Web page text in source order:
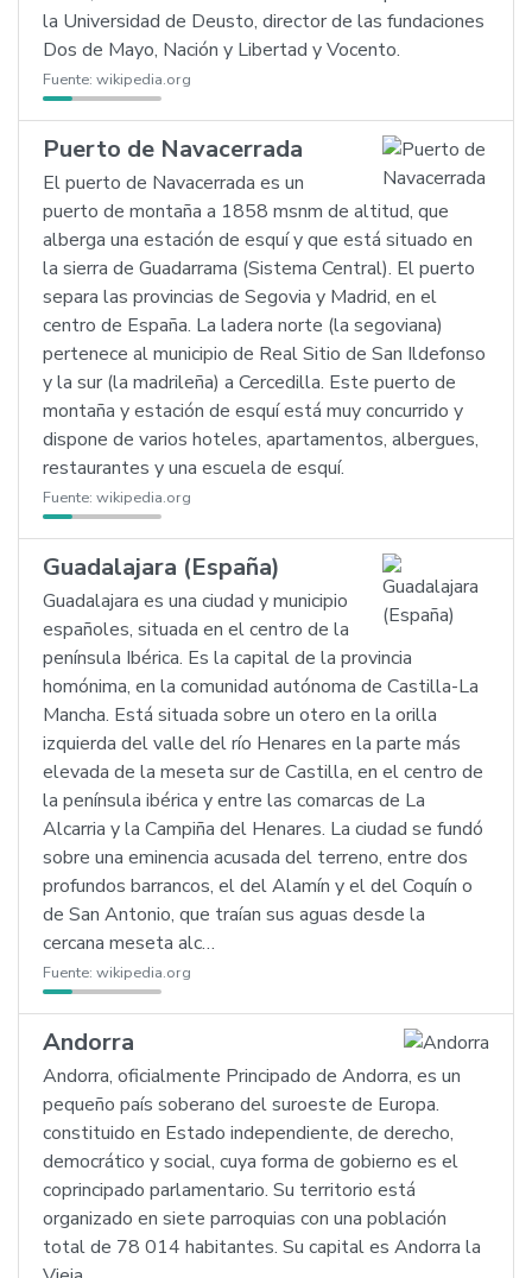
la Universidad de Deusto, director de las fundaciones
Dos de Mayo, Nación y Libertad y Vocento.
Fuente: wikipedia.org
Puerto de Navacerrada
El puerto de Navacerrada es un
puerto de montaña a 1858 msnm de altitud, que
alberga una estación de esquí y que está situado en
la sierra de Guadarrama (Sistema Central). El puerto
separa las provincias de Segovia y Madrid, en el
centro de España. La ladera norte (la segoviana)
pertenece al municipio de Real Sitio de San Ildefonso
y la sur (la madrileña) a Cercedilla. Este puerto de
montaña y estación de esquí está muy concurrido y
dispone de varios hoteles, apartamentos, albergues,
restaurantes y una escuela de esquí.
Fuente: wikipedia.org
Guadalajara (España)
Guadalajara es una ciudad y municipio
españoles, situada en el centro de la
península Ibérica. Es la capital de la provincia
homónima, en la comunidad autónoma de Castilla-La
Mancha. Está situada sobre un otero en la orilla
izquierda del valle del río Henares en la parte más
elevada de la meseta sur de Castilla, en el centro de
la península ibérica y entre las comarcas de La
Alcarria y la Campiña del Henares. La ciudad se fundó
sobre una eminencia acusada del terreno, entre dos
profundos barrancos, el del Alamín y el del Coquín o
de San Antonio, que traían sus aguas desde la
cercana meseta alc…
Fuente: wikipedia.org
Andorra
Andorra, oficialmente Principado de Andorra, es un
pequeño país soberano del suroeste de Europa.
constituido en Estado independiente, de derecho,
democrático y social, cuya forma de gobierno es el
coprincipado parlamentario. Su territorio está
organizado en siete parroquias con una población
total de 78 014 habitantes. Su capital es Andorra la